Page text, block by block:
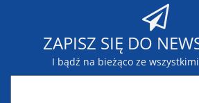
ZAPISZ SIĘ DO
I bądź na bieżąco ze